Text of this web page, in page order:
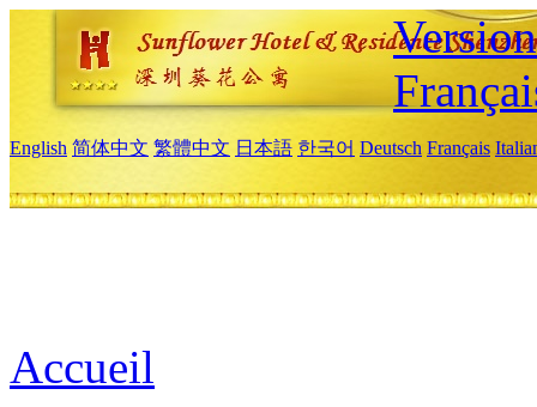
English 简体中文 繁體中文 日本語 한국어 Deutsch Français
Accueil